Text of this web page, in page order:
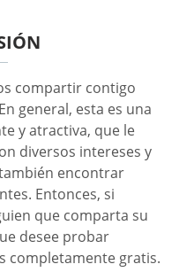
compartir contigo
general, esta es una
y atractiva, que le
diversos intereses y
encontrar
Entonces, si
que comparta su
desee probar
completamente gratis.